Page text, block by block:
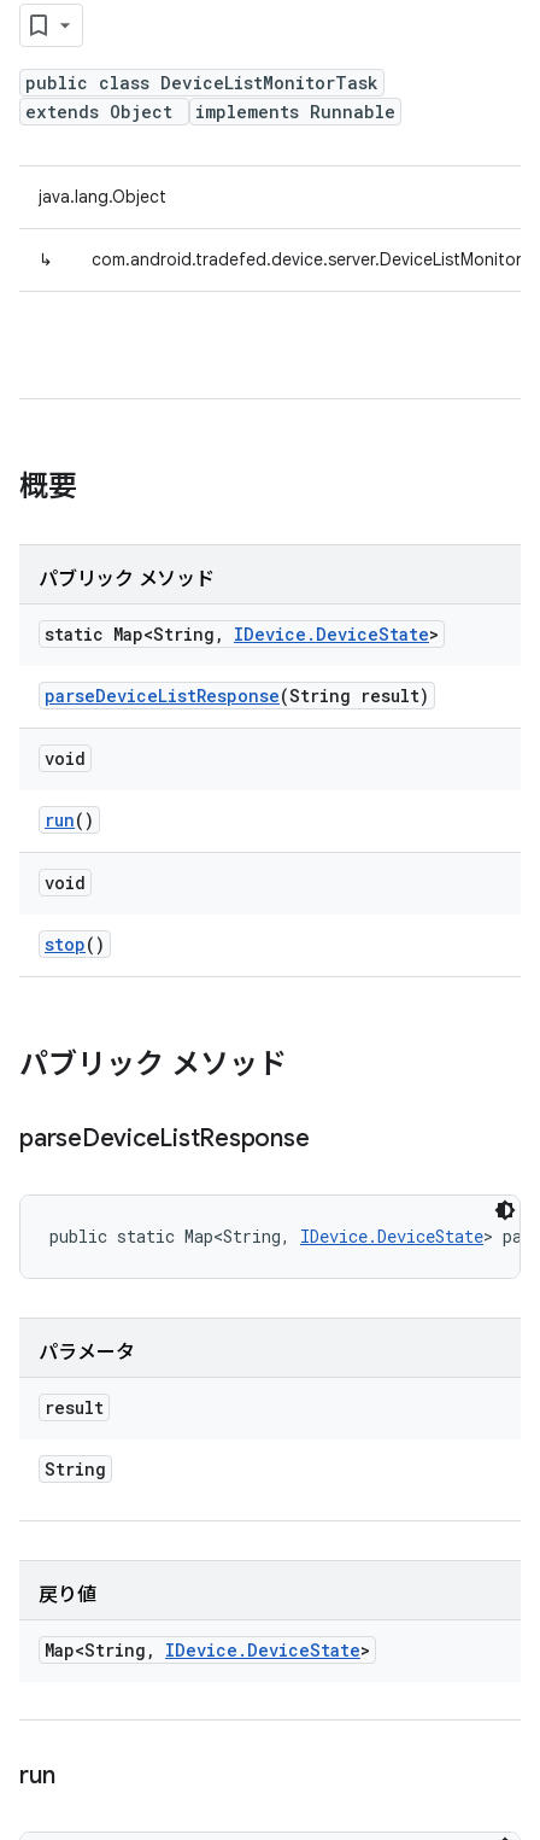
public class DeviceListMonitorTask
extends Object
implements Runnable
java.lang.Object
↳
概要
パブリック メソッド
static Map<String , IDevice . DeviceState>
parseDeviceListResponse(String result)
void
run()
void
stop()
パブリック メソッド
parseDeviceListResponse
public static Map<String, IDevice.DeviceState>
パラメータ
result
String
戻り値
Map<String , IDevice . DeviceState>
run